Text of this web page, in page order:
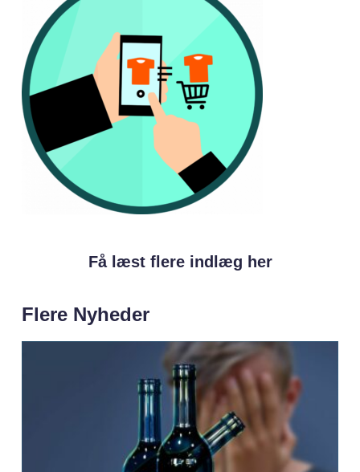
Få læst flere indlæg her
Flere Nyheder